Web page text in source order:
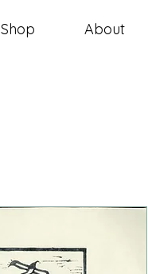
Shop About